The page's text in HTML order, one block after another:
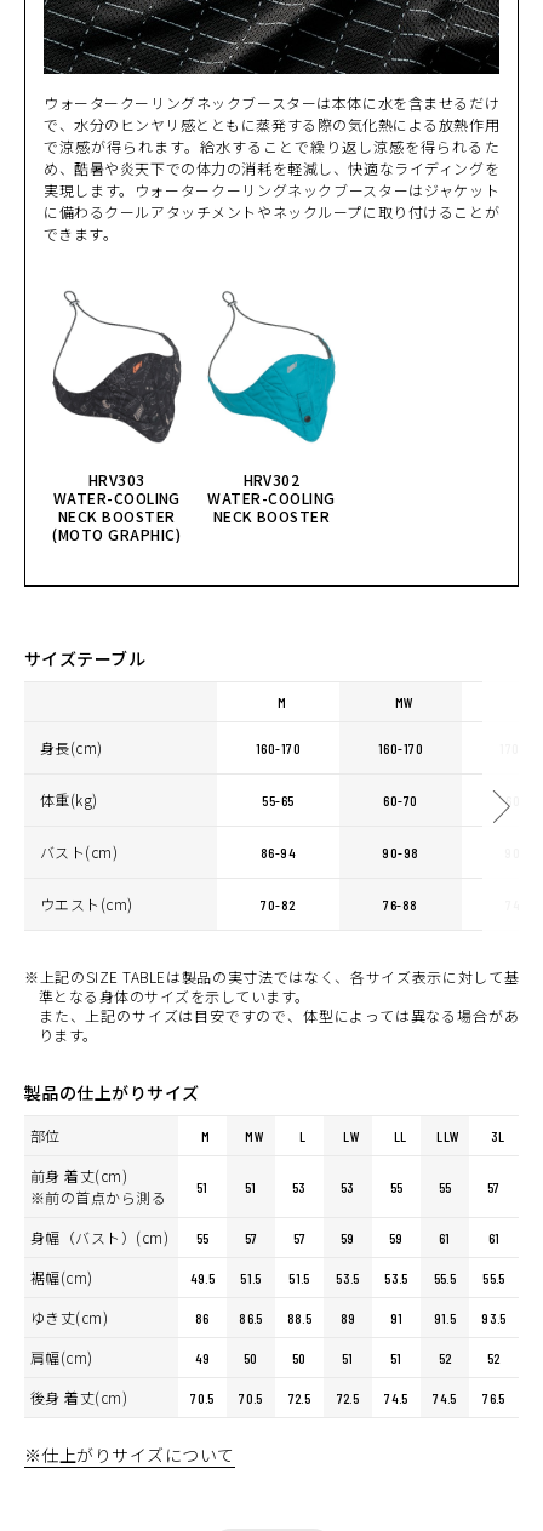
ウォータークーリングネックブースターは本体に水を含ませるだけ
で、水分のヒンヤリ感とともに蒸発する際の気化熱による放熱作用
で涼感が得られます。給水することで繰り返し涼感を得られるた
め、酷暑や炎天下での体力の消耗を軽減し、快適なライディングを
実現します。ウォータークーリングネックブースターはジャケット
に備わるクールアタッチメントやネックループに取り付けることが
できます。
HRV303
WATER-COOLING
NECK BOOSTER
(MOTO GRAPHIC)
HRV302
WATER-COOLING
NECK BOOSTER
サイズテーブル
M MW
身長(cm) 160-170 160-170
体重(kg) 55-65 60-70 60-70
バスト(cm) 86-94 90-98
ウエスト(cm) 70-82 76-88
※上記のSIZE TABLEは製品の実寸法ではなく、各サイズ表示に対して基
準となる身体のサイズを示しています。
また、上記のサイズは目安ですので、体型によっては異なる場合があ
ります。
製品の仕上がりサイズ
部位 M MW L LW LL LLW 3L
前身 着丈(cm)
※前の首点から測る
51 51 53 53 55 55 57
身幅（バスト）(cm) 55 57 57 59 59 61 61
裾幅(cm) 49.5 51.5 51.5 53.5 53.5 55.5 55.5
ゆき丈(cm) 86 86.5 88.5 89 91 91.5 93.5
肩幅(cm) 49 50 50 51 51 52 52
後身 着丈(cm) 70.5 70.5 72.5 72.5 74.5 74.5 76.5
※仕上がりサイズについて